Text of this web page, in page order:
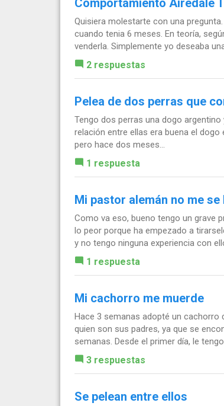
Comportamiento Airedale
Quisiera molestarte con una
cuando tenia 6 meses. En teoría,
venderla. Simplemente yo deseaba
2 respuestas
Pelea de dos perras que
Tengo dos perras una dogo
relación entre ellas era buena el
pero hace dos meses...
1 respuesta
Mi pastor alemán no me
Como va eso, bueno tengo un grave
lo peor porque ha empezado a
y no tengo ninguna experiencia con
1 respuesta
Mi cachorro me muerde
Hace 3 semanas adopté un cachorro
quien son sus padres, ya que se
semanas. Desde el primer día, le
3 respuestas
Se pelean entre ellos